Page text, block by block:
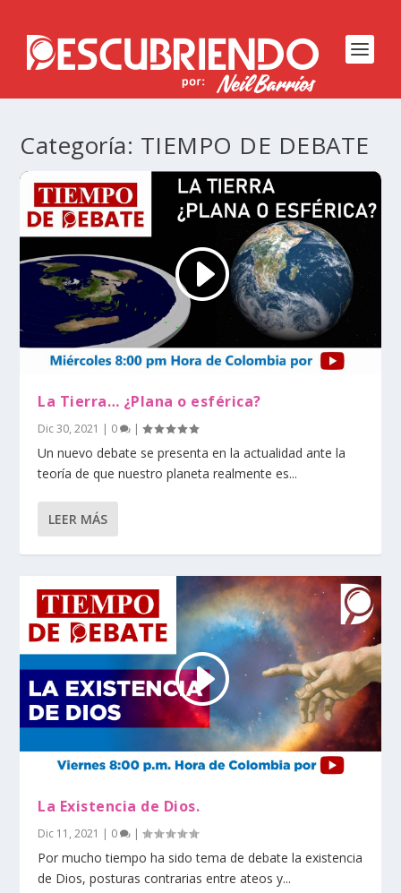
Categoría: TIEMPO DE DEBATE
La Tierra… ¿Plana o esférica?
Dic 30, 2021 | 0 |
Un nuevo debate se presenta en la actualidad ante la
teoría de que nuestro planeta realmente es...
LEER MÁS
La Existencia de Dios.
Dic 11, 2021 | 0 |
Por mucho tiempo ha sido tema de debate la existencia
de Dios, posturas contrarias entre ateos y...